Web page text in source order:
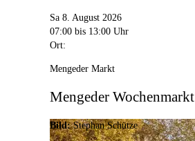
Sa 8. August 2026
07:00 bis 13:00 Uhr
Ort:
Mengeder Markt
Mengeder Wochenmarkt
Bild: Stephan Schütze